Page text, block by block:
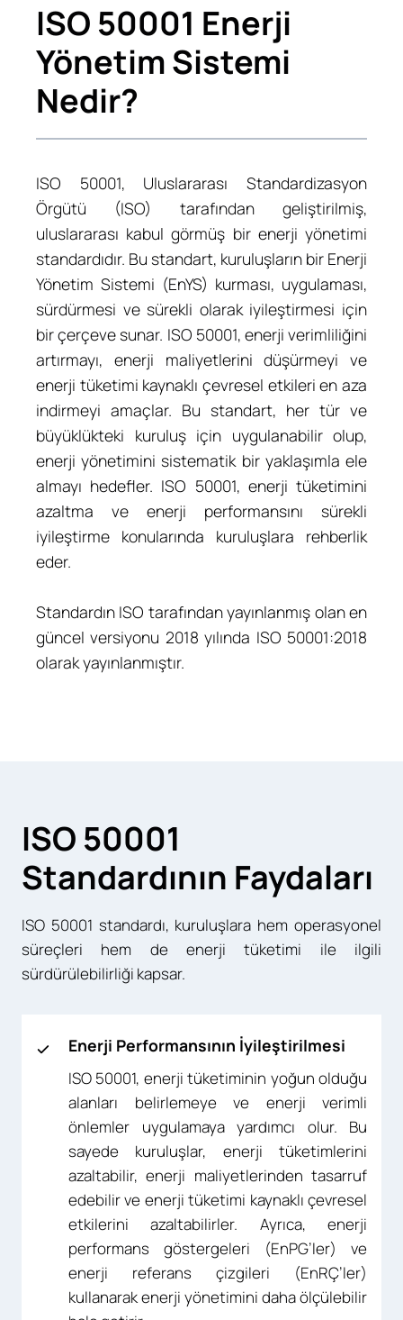
ISO 50001 Enerji
Yönetim Sistemi
Nedir?
ISO 50001, Uluslararası Standardizasyon
Örgütü (ISO) tarafından geliştirilmiş,
uluslararası kabul görmüş bir enerji yönetimi
standardıdır. Bu standart, kuruluşların bir Enerji
Yönetim Sistemi (EnYS) kurması, uygulaması,
sürdürmesi ve sürekli olarak iyileştirmesi için
bir çerçeve sunar. ISO 50001, enerji verimliliğini
artırmayı, enerji maliyetlerini düşürmeyi ve
enerji tüketimi kaynaklı çevresel etkileri en aza
indirmeyi amaçlar. Bu standart, her tür ve
büyüklükteki kuruluş için uygulanabilir olup,
enerji yönetimini sistematik bir yaklaşımla ele
almayı hedefler. ISO 50001, enerji tüketimini
azaltma ve enerji performansını sürekli
iyileştirme konularında kuruluşlara rehberlik
eder.
Standardın ISO tarafından yayınlanmış olan en
güncel versiyonu 2018 yılında ISO 50001:2018
olarak yayınlanmıştır.
ISO 50001
Standardının Faydaları
ISO 50001 standardı, kuruluşlara hem operasyonel
süreçleri hem de enerji tüketimi ile ilgili
sürdürülebilirliği kapsar.
Enerji Performansının İyileştirilmesi
ISO 50001, enerji tüketiminin yoğun olduğu
alanları belirlemeye ve enerji verimli
önlemler uygulamaya yardımcı olur. Bu
sayede kuruluşlar, enerji tüketimlerini
azaltabilir, enerji maliyetlerinden tasarruf
edebilir ve enerji tüketimi kaynaklı çevresel
etkilerini azaltabilirler. Ayrıca, enerji
performans göstergeleri (EnPG’ler) ve
enerji referans çizgileri (EnRÇ’ler)
kullanarak enerji yönetimini daha ölçülebilir